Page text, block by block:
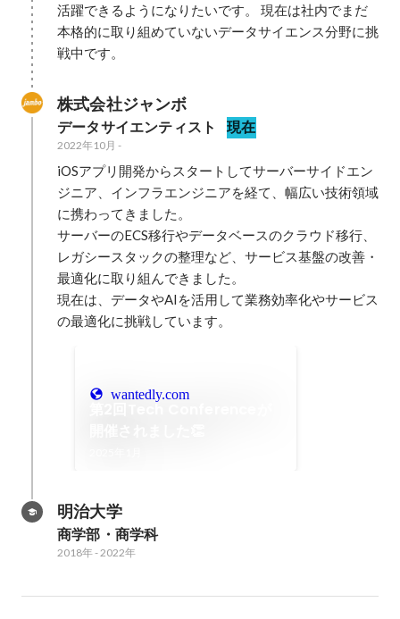
活躍できるようになりたいです。 現在は社内でまだ
本格的に取り組めていないデータサイエンス分野に挑
戦中です。
株式会社ジャンボ
データサイエンティスト 現在
2022年10月 -
iOSアプリ開発からスタートしてサーバーサイドエン
ジニア、インフラエンジニアを経て、幅広い技術領域
に携わってきました。
サーバーのECS移行やデータベースのクラウド移行、
レガシースタックの整理など、サービス基盤の改善・
最適化に取り組んできました。
現在は、データやAIを活用して業務効率化やサービス
の最適化に挑戦しています。
wantedly.com
明治大学
商学部・商学科
2018年- 2022年